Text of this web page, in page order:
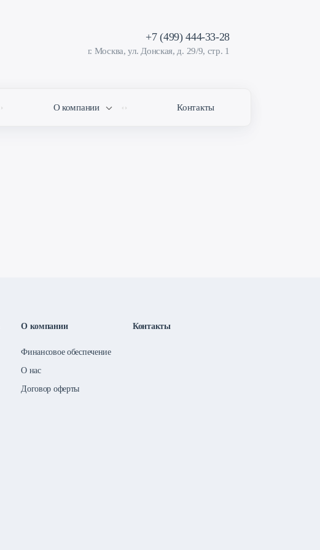
+7 (499) 444-33-28
г. Москва, ул. Донская, д. 29/9, стр. 1
О компании Контакты
О компании
Финансовое обеспечение
О нас
Договор оферты
Контакты